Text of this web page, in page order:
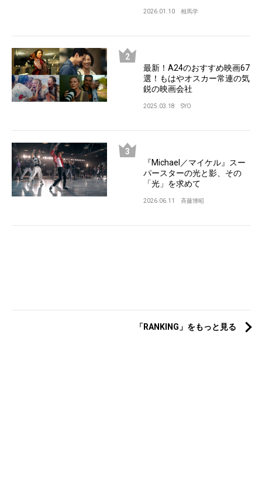
2026.01.10 相馬学
最新！A24のおすすめ映画67
選！もはやオスカー常連の気
鋭の映画会社
2025.03.18 SYO
『Michael／マイケル』スー
パースターの光と影、その
「光」を求めて
2026.06.11 斉藤博昭
「RANKING」をもっと見る